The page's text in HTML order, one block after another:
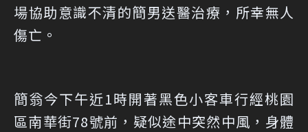
場協助意識不清的簡男送醫治療，所幸無人
傷亡。
簡翁今下午近1時開著黑色小客車行經桃園
區南華街78號前，疑似途中突然中風，身體